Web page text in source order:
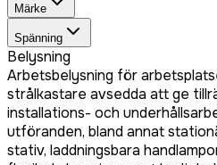
Märke
Spänning
Belysning
Arbetsbelysning för
strålkastare avsedda att ge
installations- och
utföranden, bland annat
stativ, laddningsbara